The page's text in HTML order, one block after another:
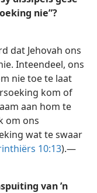
nie”?
dat Jehovah ons
Inteendeel, ons
nie toe te laat
kom of
aan hom te
om ons
wat te swaar
10:13).—
van ’n